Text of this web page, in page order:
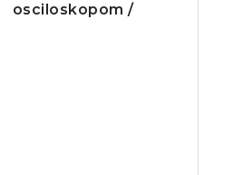
osciloskopom /